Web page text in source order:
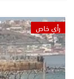
رأي خاص